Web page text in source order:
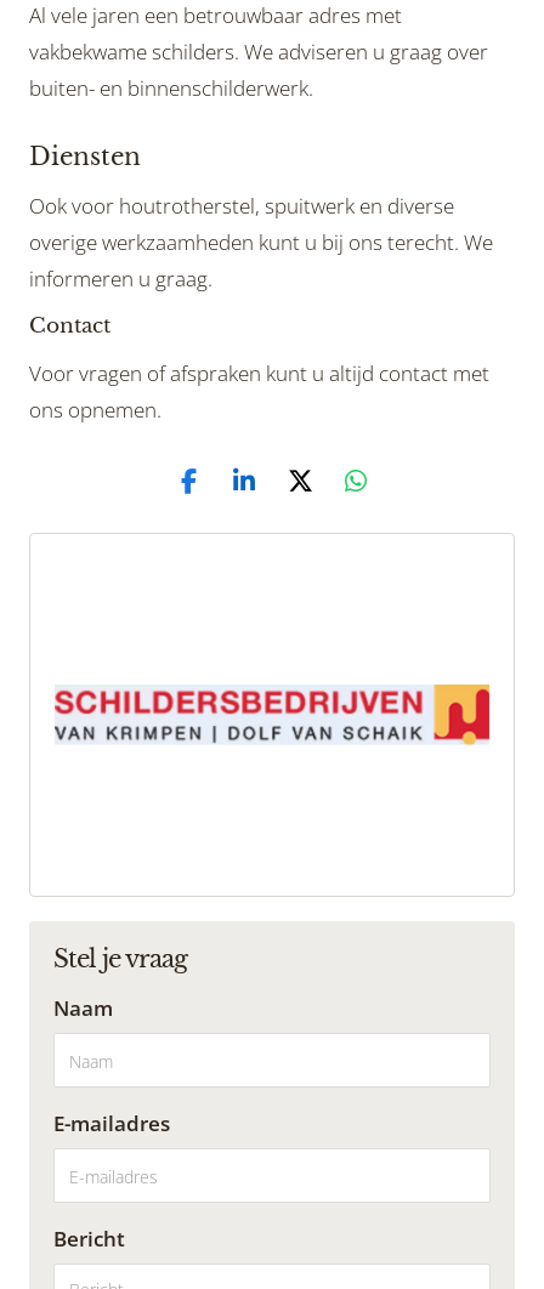
Al vele jaren een betrouwbaar adres met
vakbekwame schilders. We adviseren u graag over
buiten- en binnenschilderwerk.
Diensten
Ook voor houtrotherstel, spuitwerk en diverse
overige werkzaamheden kunt u bij ons terecht. We
informeren u graag.
Contact
Voor vragen of afspraken kunt u altijd contact met
ons opnemen.
Stel je vraag
Naam
E-mailadres
Bericht